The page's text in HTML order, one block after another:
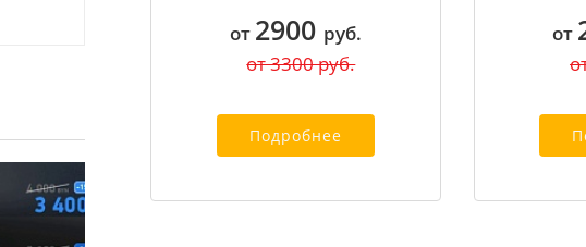
от 2900 руб.
от 3300 руб.
Подробнее
от